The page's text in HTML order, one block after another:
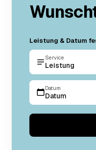
Leistung & Datum
Service
Leistung
Datum
Datum